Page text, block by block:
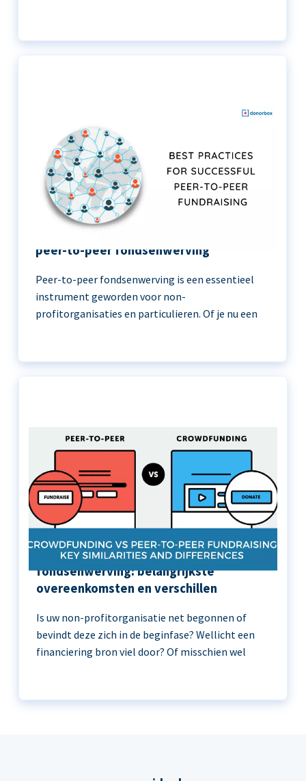
11 beste praktijken voor succesvolle
peer-to-peer fondsenwerving
Peer-to-peer fondsenwerving is een essentieel
instrument geworden voor non-
profitorganisaties en particulieren. Of je nu een
Crowdfunding versus peer-to-peer
fondsenwerving: belangrijkste
overeenkomsten en verschillen
Is uw non-profitorganisatie net begonnen of
bevindt deze zich in de beginfase? Wellicht een
financiering bron viel door? Of misschien wel